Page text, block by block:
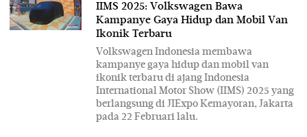
IIMS 2025: Volkswagen Bawa
Kampanye Gaya Hidup dan Mobil Van
Ikonik Terbaru
Volkswagen Indonesia membawa
kampanye gaya hidup dan mobil van
ikonik terbaru di ajang Indonesia
International Motor Show (IIMS) 2025 yang
berlangsung di JIExpo Kemayoran, Jakarta
pada 22 Februari lalu.